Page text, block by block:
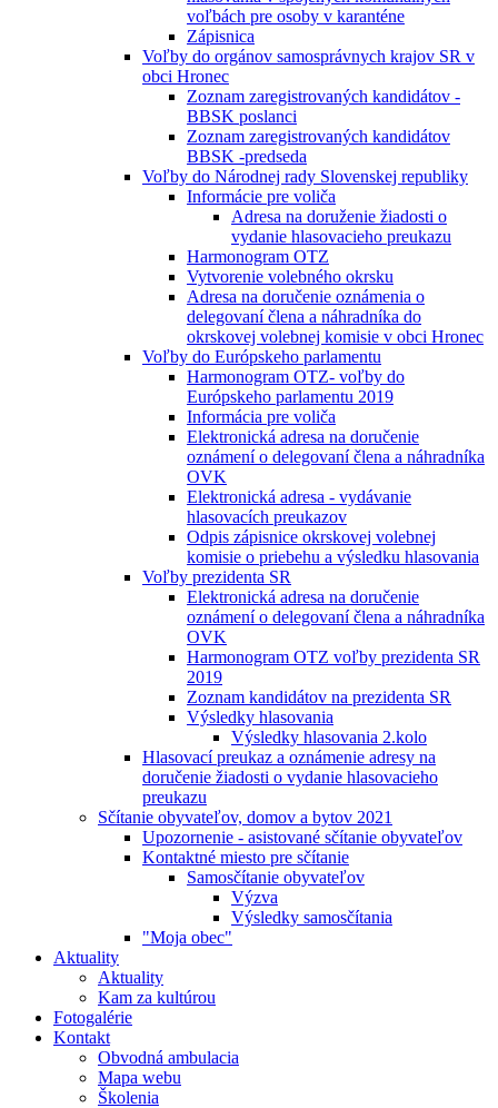
voľbách pre osoby v karanténe
Zápisnica
Voľby do orgánov samosprávnych krajov SR v
obci Hronec
Zoznam zaregistrovaných kandidátov -
BBSK poslanci
Zoznam zaregistrovaných kandidátov
BBSK -predseda
Voľby do Národnej rady Slovenskej republiky
Informácie pre voliča
Adresa na doruženie žiadosti o
vydanie hlasovacieho preukazu
Harmonogram OTZ
Vytvorenie volebného okrsku
Adresa na doručenie oznámenia o
delegovaní člena a náhradníka do
okrskovej volebnej komisie v obci Hronec
Voľby do Európskeho parlamentu
Harmonogram OTZ- voľby do
Európskeho parlamentu 2019
Informácia pre voliča
Elektronická adresa na doručenie
oznámení o delegovaní člena a náhradníka
OVK
Elektronická adresa - vydávanie
hlasovacích preukazov
Odpis zápisnice okrskovej volebnej
komisie o priebehu a výsledku hlasovania
Voľby prezidenta SR
Elektronická adresa na doručenie
oznámení o delegovaní člena a náhradníka
OVK
Harmonogram OTZ voľby prezidenta SR
2019
Zoznam kandidátov na prezidenta SR
Výsledky hlasovania
Výsledky hlasovania 2.kolo
Hlasovací preukaz a oznámenie adresy na
doručenie žiadosti o vydanie hlasovacieho
preukazu
Sčítanie obyvateľov, domov a bytov 2021
Upozornenie - asistované sčítanie obyvateľov
Kontaktné miesto pre sčítanie
Samosčítanie obyvateľov
Výzva
Výsledky samosčítania
"Moja obec"
Aktuality
Aktuality
Kam za kultúrou
Fotogalérie
Kontakt
Obvodná ambulacia
Mapa webu
Školenia